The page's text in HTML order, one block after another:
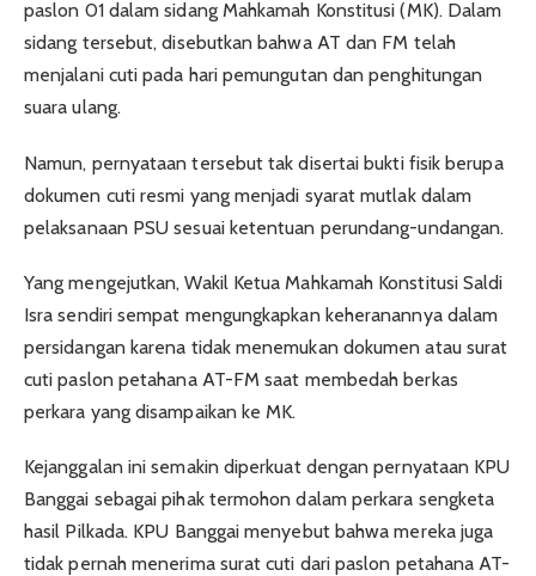
paslon 01 dalam sidang Mahkamah Konstitusi (MK). Dalam
sidang tersebut, disebutkan bahwa AT dan FM telah
menjalani cuti pada hari pemungutan dan penghitungan
suara ulang.
Namun, pernyataan tersebut tak disertai bukti fisik berupa
dokumen cuti resmi yang menjadi syarat mutlak dalam
pelaksanaan PSU sesuai ketentuan perundang-undangan.
Yang mengejutkan, Wakil Ketua Mahkamah Konstitusi Saldi
Isra sendiri sempat mengungkapkan keheranannya dalam
persidangan karena tidak menemukan dokumen atau surat
cuti paslon petahana AT-FM saat membedah berkas
perkara yang disampaikan ke MK.
Kejanggalan ini semakin diperkuat dengan pernyataan KPU
Banggai sebagai pihak termohon dalam perkara sengketa
hasil Pilkada. KPU Banggai menyebut bahwa mereka juga
tidak pernah menerima surat cuti dari paslon petahana AT-